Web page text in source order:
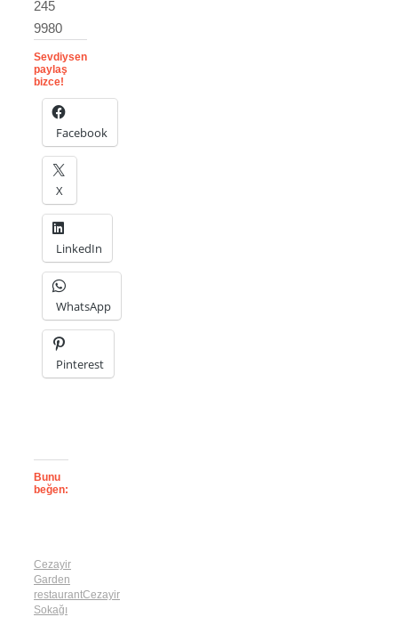
245
9980
Sevdiysen
paylaş
bizce!
Facebook
X
LinkedIn
WhatsApp
Pinterest
Bunu
beğen:
Cezayir
Garden
restaurantCezayir
Sokağı